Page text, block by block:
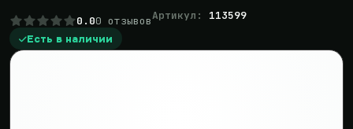
0.00 отзывовАртикул: 113599
Есть в наличии